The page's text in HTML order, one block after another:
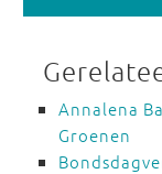
Annalena
Groenen